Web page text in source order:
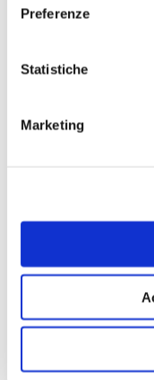
Preferenze
Statistiche
Marketing
per loro!
Daniele Parziani
L’Orchestra de I
si esibisce nello
, che si è
Milano. Il grande
Fondazione I
l’Associazione